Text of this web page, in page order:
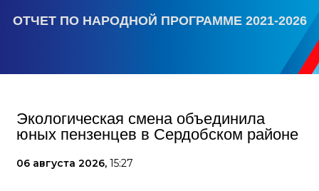
ОТЧЕТ ПО НАРОДНОЙ ПРОГРАММЕ 2021-2026
Экологическая смена объединила
юных пензенцев в Сердобском районе
06 августа 2026, 15:27